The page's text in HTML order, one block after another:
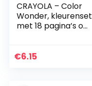
CRAYOLA – Color
Wonder, kleurenset
met 18 pagina’s om
vlekken, motief
€6.15